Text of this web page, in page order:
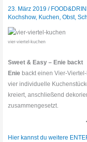
23. März 2019/
Kochshow, Kuchen ,Obst,
vier-viertel-kuchen
Sweet & Easy – Enie backt
Enie backt einen Vier-
vier individuelle
kreiert, anschließend
zusammengesetzt.
Hier kannst du weitere